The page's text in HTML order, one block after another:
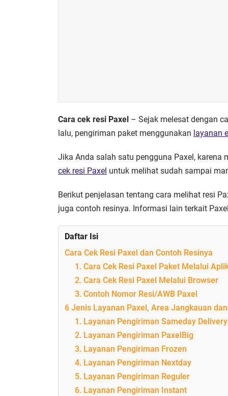
Cara cek resi Paxel – Sejak melesat dengan
lalu, pengiriman paket menggunakan layanan
Jika Anda salah satu pengguna Paxel,
cek resi Paxel untuk melihat sudah sampai
Berikut penjelasan tentang cara melihat resi
juga contoh resinya. Informasi lain terkait
Daftar Isi
Cara Cek Resi Paxel dan Contoh Resinya
1. Cara Cek Resi Paxel Paket Melalui
2. Cara Cek Resi Paxel Melalui Browser
3. Contoh Nomor Resi/AWB Paxel
6 Jenis Layanan Paxel, Area Jangkauan
1. Layanan Pengiriman Sameday Delivery
2. Layanan Pengiriman PaxelBig
3. Layanan Pengiriman Frozen
4. Layanan Pengiriman Nextday
5. Layanan Pengiriman Reguler
6. Layanan Pengiriman Instant